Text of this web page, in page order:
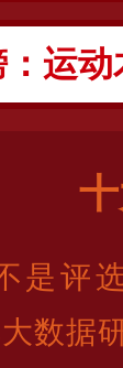
动木地板
是评
数据